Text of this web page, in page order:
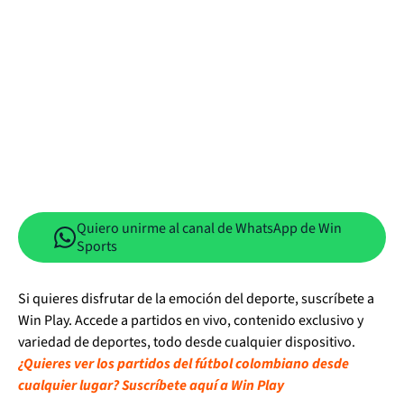
Quiero unirme al canal de WhatsApp de Win
Sports
Si quieres disfrutar de la emoción del deporte, suscríbete a
Win Play. Accede a partidos en vivo, contenido exclusivo y
variedad de deportes, todo desde cualquier dispositivo.
¿Quieres ver los partidos del fútbol colombiano desde
cualquier lugar? Suscríbete aquí a Win Play